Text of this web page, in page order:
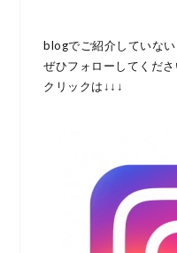
blogでご紹介していない
ぜひフォローしてくださ
クリックは↓↓↓